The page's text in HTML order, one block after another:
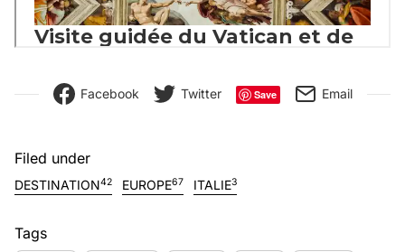
Facebook Twitter Save Email
Filed under
DESTINATION42 EUROPE67 ITALIE3
Tags